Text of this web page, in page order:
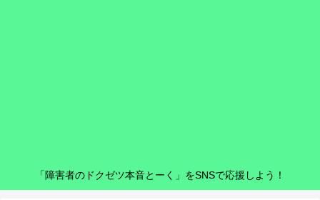
「障害者のドクゼツ本音とーく」をSNSで応援しよう！